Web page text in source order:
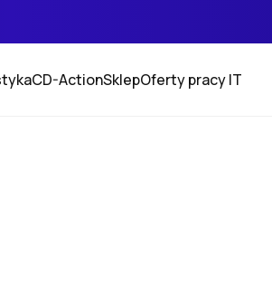
CD-ActionSklepOferty pracy IT